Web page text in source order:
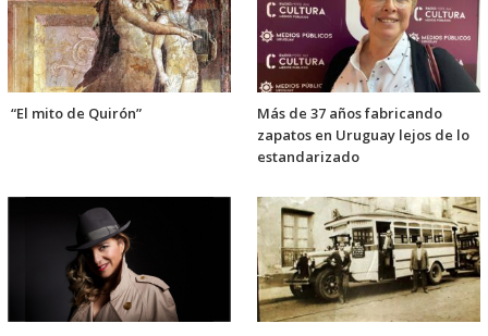
“El mito de Quirón”
Más de 37 años fabricando
zapatos en Uruguay lejos de lo
estandarizado